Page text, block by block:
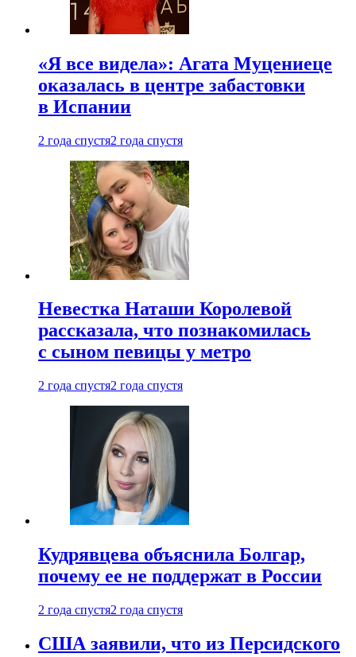
«Я все видела»: Агата Муцениеце
оказалась в центре забастовки
в Испании
2 года спустя2 года спустя
Невестка Наташи Королевой
рассказала, что познакомилась
с сыном певицы у метро
2 года спустя2 года спустя
Кудрявцева объяснила Болгар,
почему ее не поддержат в России
2 года спустя2 года спустя
США заявили, что из Персидского